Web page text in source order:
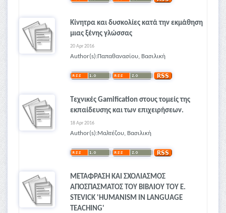
Κίνητρα και δυσκολίες κατά την εκμάθηση
μιας ξένης γλώσσας
20 Apr 2016
Author(s):Παπαθανασίου, Βασιλική
Τεχνικές Gamification στους τομείς της
εκπαίδευσης και των επιχειρήσεων.
18 Apr 2016
Author(s):Μαλτέζου, Βασιλική
ΜΕΤΑΦΡΑΣΗ ΚΑΙ ΣΧΟΛΙΑΣΜΟΣ
ΑΠΟΣΠΑΣΜΑΤΟΣ ΤΟΥ ΒΙΒΛΙΟΥ ΤΟΥ E.
STEVICK 'HUMANISM IN LANGUAGE
TEACHING'